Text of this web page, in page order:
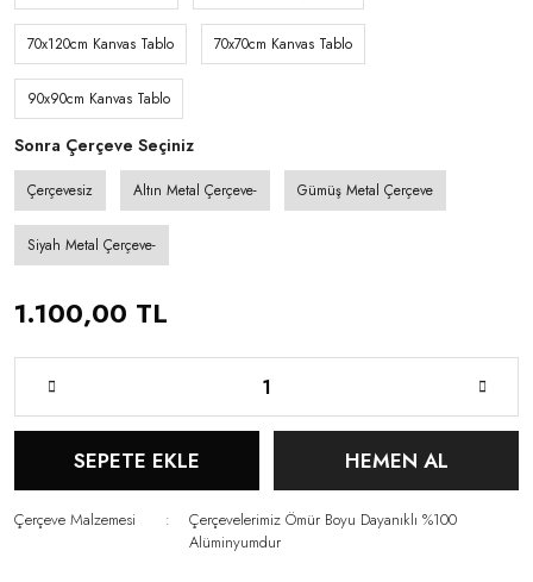
70x120cm Kanvas Tablo 70x70cm Kanvas Tablo
90x90cm Kanvas Tablo
Sonra Çerçeve Seçiniz
Çerçevesiz Altın Metal Çerçeve- Gümüş Metal Çerçeve
Siyah Metal Çerçeve-
1.100,00 TL
SEPETE EKLE HEMEN AL
Çerçeve Malzemesi
Çerçevelerimiz Ömür Boyu Dayanıklı %100
Alüminyumdur